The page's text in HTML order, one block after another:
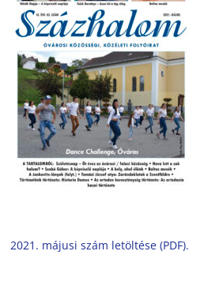
2021. májusi szám letöltése (PDF).